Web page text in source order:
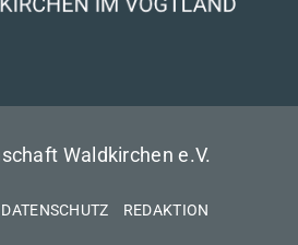
Waldkirchen e.V.
DATENSCHUTZ REDAKTION